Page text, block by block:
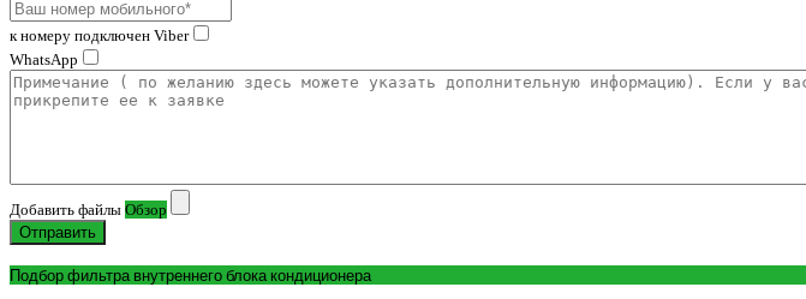
к номеру подключен Viber
WhatsApp
Добавить файлы Обзор
Отправить
Подбор фильтра внутреннего блока кондиционера